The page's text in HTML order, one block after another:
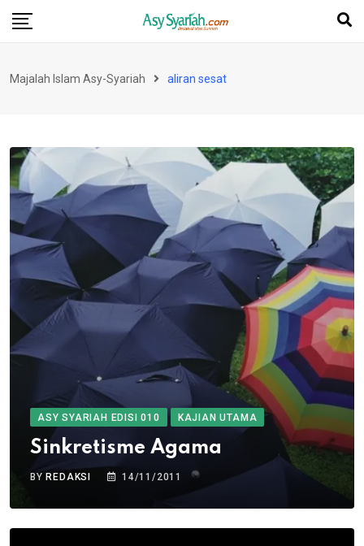
Skip
Majalah Islam Asy-Syariah aliran sesat
ASY SYARIAH EDISI 010 KAJIAN UTAMA
Sinkretisme Agama
BYREDAKSI 14/11/2011